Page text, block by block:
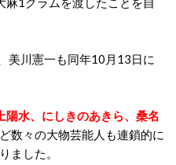
美川憲一も同年10月13日に
陽水、にしきのあきら、桑名
数々の大物芸能人も連鎖的に
ました。